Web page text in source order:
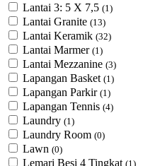
Lantai 3: 5 X 7,5 (1)
Lantai Granite (13)
Lantai Keramik (32)
Lantai Marmer (1)
Lantai Mezzanine (3)
Lapangan Basket (1)
Lapangan Parkir (1)
Lapangan Tennis (4)
Laundry (1)
Laundry Room (0)
Lawn (0)
Lemari Besi 4 Tingkat (1)